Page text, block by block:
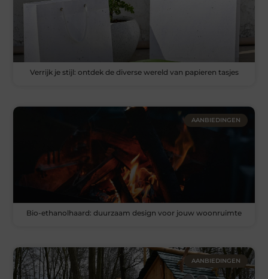
Verrijk je stijl: ontdek de diverse wereld van papieren tasjes
AANBIEDINGEN
Bio-ethanolhaard: duurzaam design voor jouw woonruimte
AANBIEDINGEN